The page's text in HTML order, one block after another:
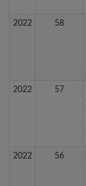
2022 58
2022 57
2022 56